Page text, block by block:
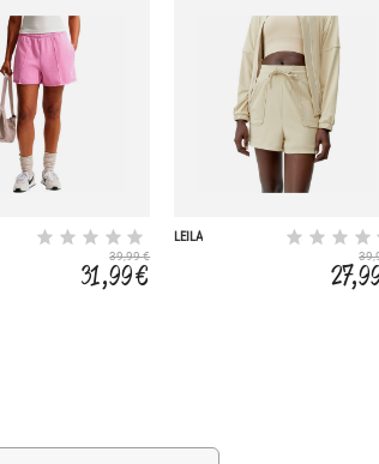
39,99 €
31,99 €
LEILA